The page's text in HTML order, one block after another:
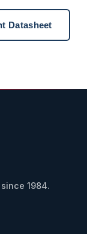
Datasheet
1984.